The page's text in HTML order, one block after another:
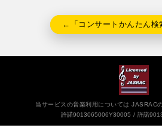
←「コンサートかんたん検
当サービスの音楽利用については JASRAC
許諾9013065006Y30005
許諾